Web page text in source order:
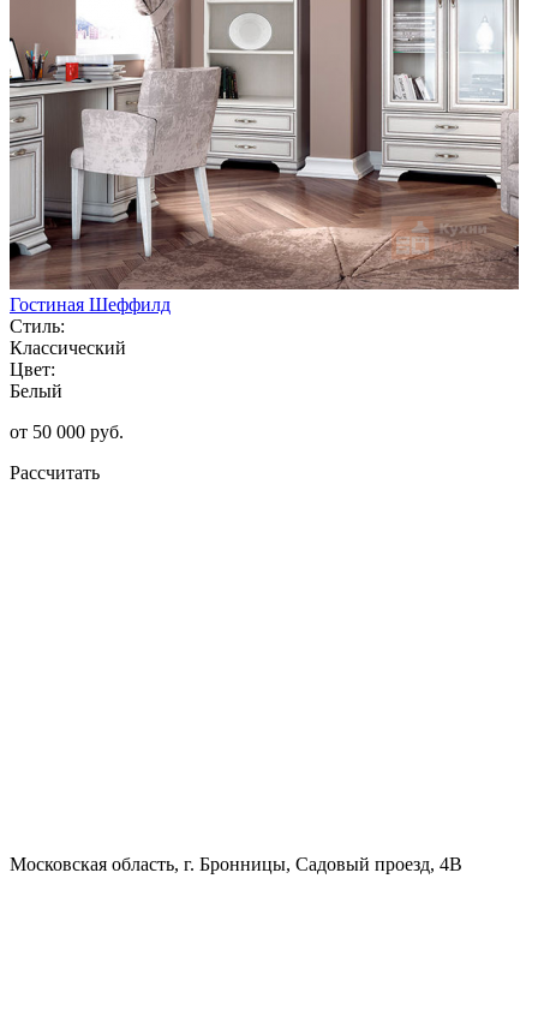
Гостиная Шеффилд
Стиль:
Классический
Цвет:
Белый
от 50 000 руб.
Рассчитать
Московская область, г. Бронницы, Садовый проезд, 4В